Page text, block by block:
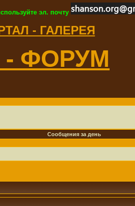
эл. почту
- ГАЛЕРЕЯ
ФОРУМ
Сообщения за день